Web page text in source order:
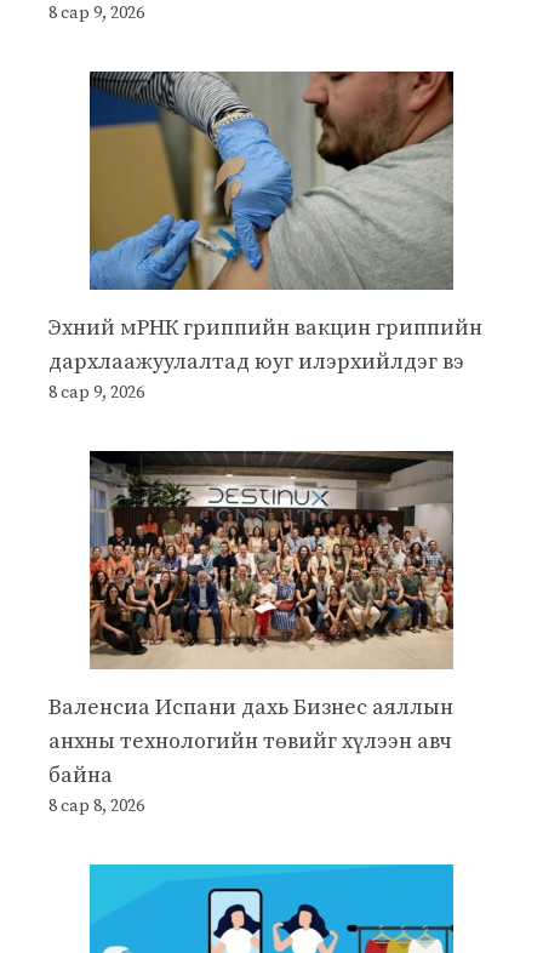
8 сар 9, 2026
Эхний мРНК гриппийн вакцин гриппийн
дархлаажуулалтад юуг илэрхийлдэг вэ
8 сар 9, 2026
Валенсиа Испани дахь Бизнес аяллын
анхны технологийн төвийг хүлээн авч
байна
8 сар 8, 2026